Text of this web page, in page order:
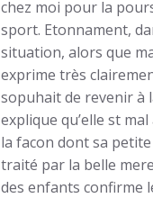
chez moi pour la
sport. Etonnament,
situation, alors que
exprime très
sopuhait de revenir à
explique qu’elle st mal
la facon dont sa
traité par la belle
des enfants confirme